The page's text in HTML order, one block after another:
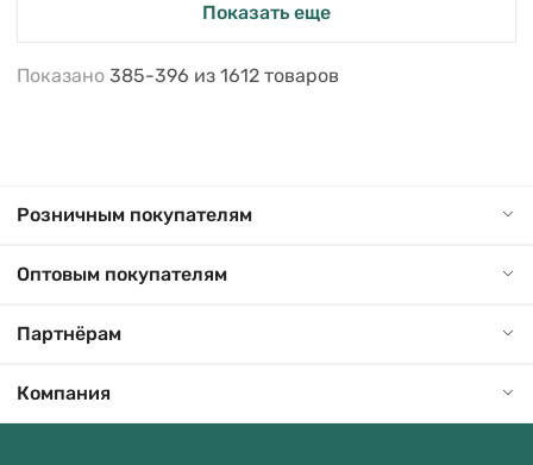
Показать еще
Показано 385-396 из 1612 товаров
Розничным покупателям
Оптовым покупателям
Партнёрам
Компания